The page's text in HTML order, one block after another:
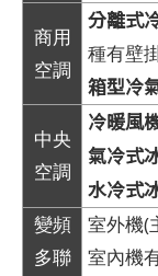
商用
空調
分離式
種有壁
箱型冷
中央
空調
冷暖風
氣冷式
水冷式
變頻
多聯
室外機(
室內機